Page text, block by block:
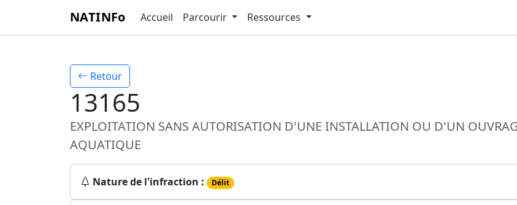
NATINFo Accueil Parcourir Ressources
Retour
13165
EXPLOITATION SANS AUTORISATION D'UNE INSTALLATION OU D'UN
AQUATIQUE
Nature de l'infraction : Délit